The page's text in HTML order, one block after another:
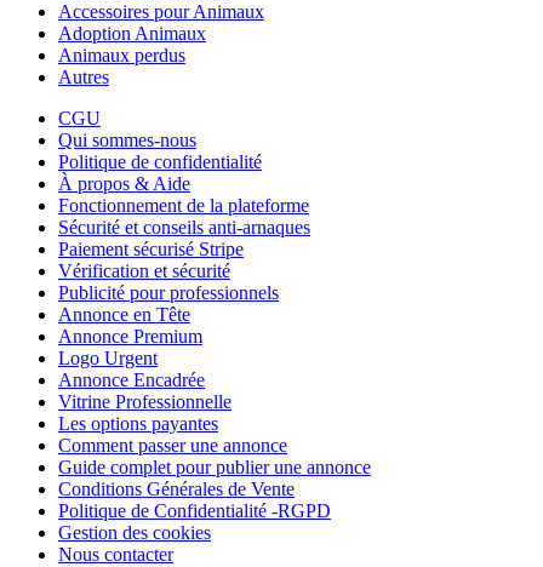
Accessoires pour Animaux
Adoption Animaux
Animaux perdus
Autres
CGU
Qui sommes-nous
Politique de confidentialité
À propos & Aide
Fonctionnement de la plateforme
Sécurité et conseils anti-arnaques
Paiement sécurisé Stripe
Vérification et sécurité
Publicité pour professionnels
Annonce en Tête
Annonce Premium
Logo Urgent
Annonce Encadrée
Vitrine Professionnelle
Les options payantes
Comment passer une annonce
Guide complet pour publier une annonce
Conditions Générales de Vente
Politique de Confidentialité -RGPD
Gestion des cookies
Nous contacter